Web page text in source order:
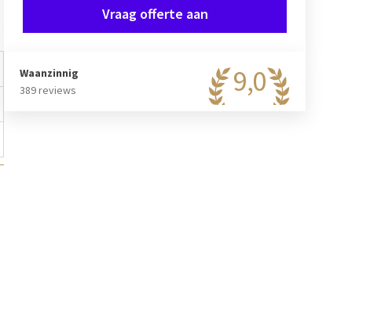
Vraag offerte aan
9,0
Waanzinnig
389 reviews